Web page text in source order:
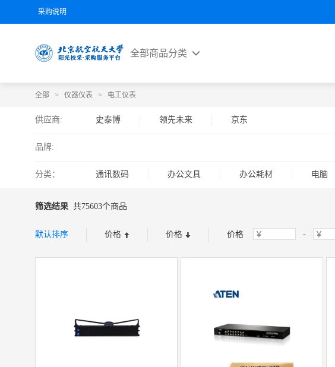
采购说明
全部商品分类
全部 > 仪器仪表 > 电工仪表
供应商: 史泰博 领先未来 京东
品牌:
分类： 通讯数码 办公文具 办公耗材 电脑
办公设备
筛选结果 共75603个商品
默认排序 价格 价格 价格 -